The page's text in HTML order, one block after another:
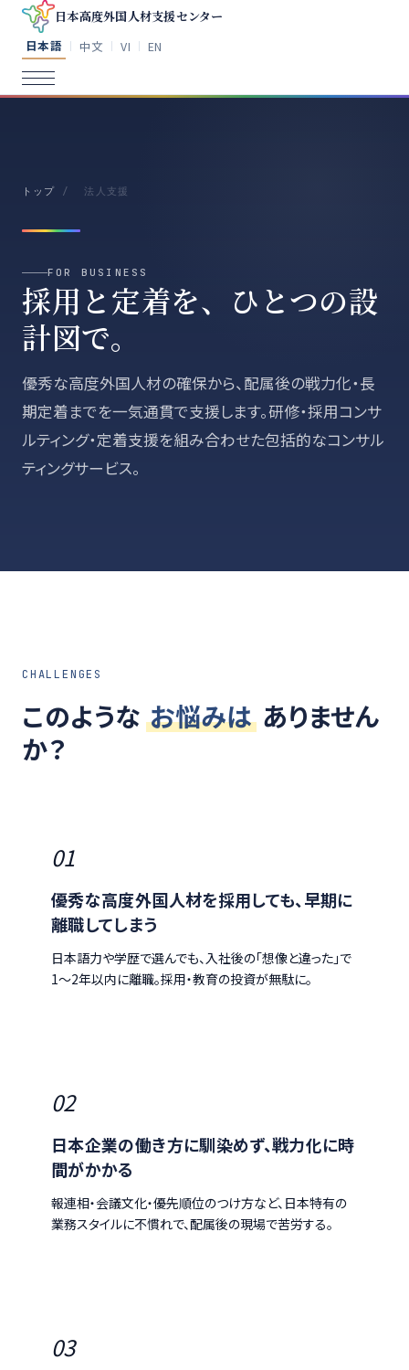
日本高度外国人材支援センター
日本語 ｜ 中文 ｜ VI ｜ EN
トップ / 法人支援
FOR BUSINESS
採用と定着を、ひとつの設
計図で。
優秀な高度外国人材の確保から、配属後の戦力化・長
期定着までを一気通貫で支援します。研修・採用コンサ
ルティング・定着支援を組み合わせた包括的なコンサル
ティングサービス。
CHALLENGES
このような お悩みは ありません
か？
01
優秀な高度外国人材を採用しても、早期に
離職してしまう
日本語力や学歴で選んでも、入社後の「想像と違った」で
1〜2年以内に離職。採用・教育の投資が無駄に。
02
日本企業の働き方に馴染めず、戦力化に時
間がかかる
報連相・会議文化・優先順位のつけ方など、日本特有の
業務スタイルに不慣れで、配属後の現場で苦労する。
03